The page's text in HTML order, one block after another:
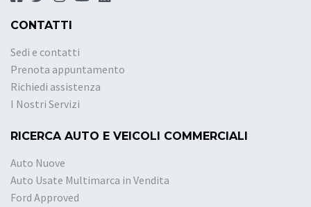
CONTATTI
Sedi e contatti
Prenota appuntamento
Richiedi assistenza
I Nostri Servizi
RICERCA AUTO E VEICOLI COMMERCIALI
Auto Nuove
Auto Usate Multimarca in Vendita
Ford Approved